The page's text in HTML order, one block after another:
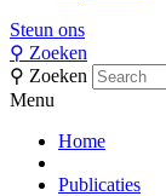
Steun ons
⚲ Zoeken
⚲ Zoeken
Menu
Home
Publicaties